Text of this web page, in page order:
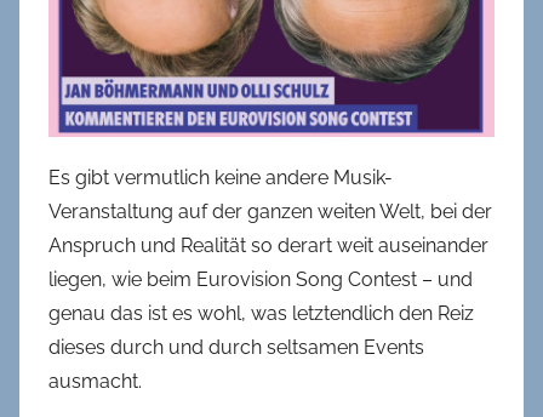
Es gibt vermutlich keine andere Musik-
Veranstaltung auf der ganzen weiten Welt, bei der
Anspruch und Realität so derart weit auseinander
liegen, wie beim Eurovision Song Contest – und
genau das ist es wohl, was letztendlich den Reiz
dieses durch und durch seltsamen Events
ausmacht.